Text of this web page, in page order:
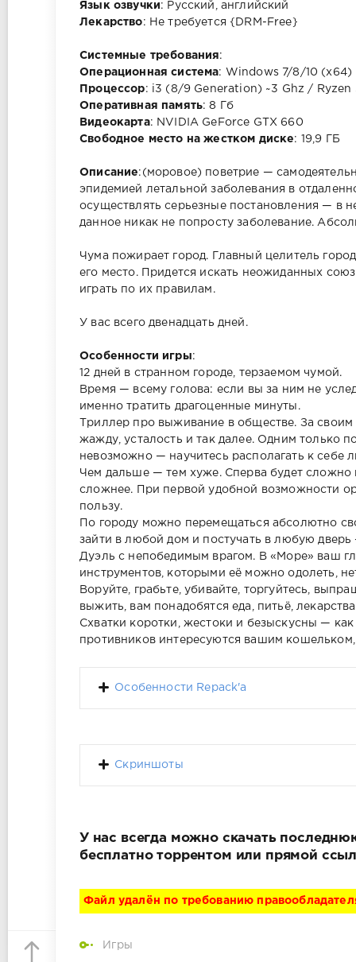
Язык озвучки: Русский, английский
Лекарство: Не требуется {DRM-Free}
Cистемные требования:
Операционная система: Windows 7/8/10 (x64)
Процессор: i3 (8/9 Generation) ~3 Ghz / Ryzen
Оперативная память: 8 Гб
Видеокарта: NVIDIA GeForce GTX 660
Свободное место на жестком диске: 19,9 ГБ
Описание:(моровое) поветрие —
эпидемией летальной заболевания в
осуществлять серьезные постановления — в
данное никак не попросту заболевание.
Чума пожирает город. Главный целитель
его место. Придется искать неожиданных
играть по их правилам.
У вас всего двенадцать дней.
Особенности игры:
12 дней в странном городе, терзаемом чумой.
Время — всему голова: если вы за ним не
именно тратить драгоценные минуты.
Триллер про выживание в обществе. За
жажду, усталость и так далее. Одним только
невозможно — научитесь располагать к себе
Чем дальше — тем хуже. Сперва будет
сложнее. При первой удобной возможности
пользу.
По городу можно перемещаться абсолютно
зайти в любой дом и постучать в любую
Дуэль с непобедимым врагом. В «Море» ваш
инструментов, которыми её можно одолеть,
Воруйте, грабьте, убивайте, торгуйтесь,
выжить, вам понадобятся еда, питьё,
Схватки коротки, жестоки и безыскусны —
противников интересуются вашим
Особенности Repack'a
Скриншоты
У нас всегда можно скачать
бесплатно торрентом или прямой
Файл удалён по требованию
Игры